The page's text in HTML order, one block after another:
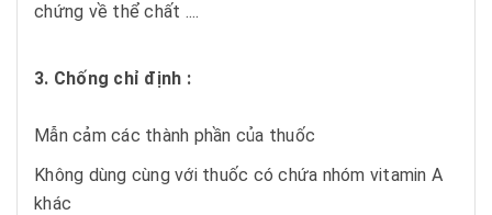
chứng về thể chất ....
3. Chống chỉ định :
Mẫn cảm các thành phần của thuốc
Không dùng cùng với thuốc có chứa nhóm vitamin A
khác